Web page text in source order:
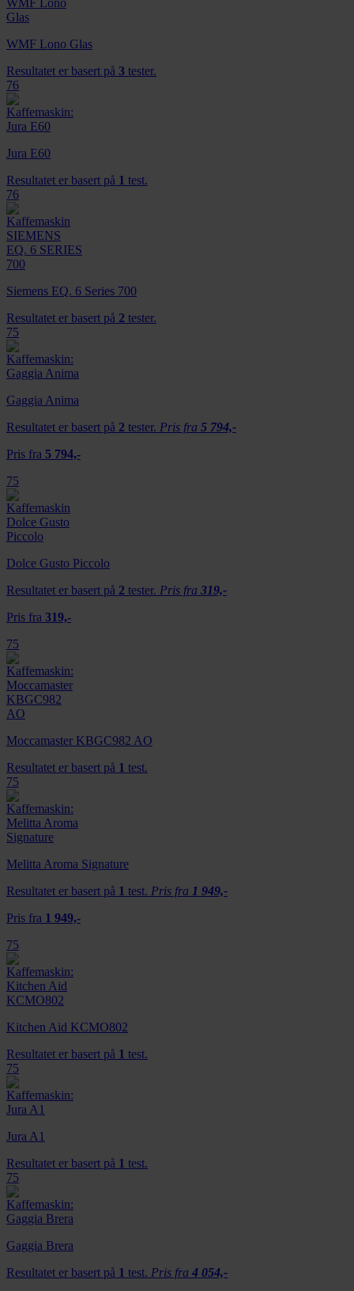
dessuten informasjon om hvordan du bruker nettstedet
vårt, med partnerne våre innen sosiale medier,
annonsering og analysearbeid, som kan kombinere den
eller som de har samlet inn gjennom din bruk av
tjenestene deres.
WMF Lono Glas
Resultatet er basert på 3 tester.
76
Jura E60
Resultatet er basert på 1 test.
76
Siemens EQ. 6 Series 700
Resultatet er basert på 2 tester.
75
Gaggia Anima
Resultatet er basert på 2 tester. Pris fra 5 794,-
Pris fra 5 794,-
75
Dolce Gusto Piccolo
Resultatet er basert på 2 tester. Pris fra 319,-
Pris fra 319,-
75
Moccamaster KBGC982 AO
Resultatet er basert på 1 test.
75
Melitta Aroma Signature
Resultatet er basert på 1 test. Pris fra 1 949,-
Pris fra 1 949,-
75
Kitchen Aid KCMO802
Resultatet er basert på 1 test.
75
Jura A1
Resultatet er basert på 1 test.
75
Gaggia Brera
Resultatet er basert på 1 test. Pris fra 4 054,-